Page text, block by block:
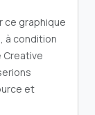
ce graphique
à condition
Creative
et